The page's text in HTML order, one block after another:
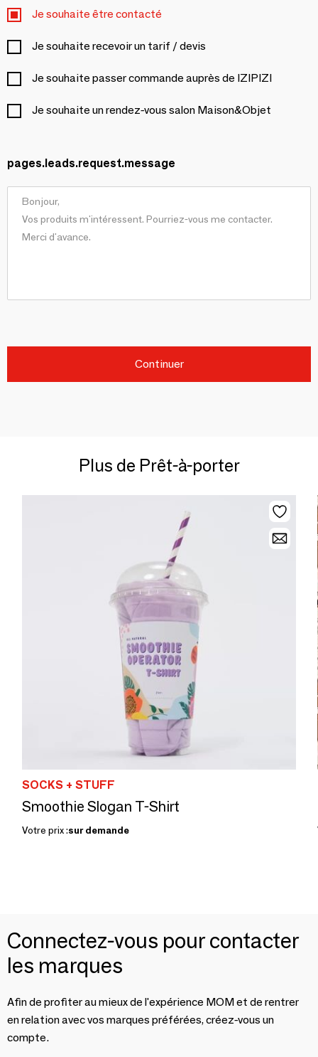
Je souhaite être contacté
Je souhaite recevoir un tarif / devis
Je souhaite passer commande auprès de IZIPIZI
Je souhaite un rendez-vous salon Maison&Objet
pages.leads.request.message
Continuer
Plus de Prêt-à-porter
SOCKS + STUFF
Smoothie Slogan T-Shirt
Votre prix :sur demande
Connectez-vous pour contacter
les marques
Afin de profiter au mieux de l'expérience MOM et de rentrer
en relation avec vos marques préférées, créez-vous un
compte.